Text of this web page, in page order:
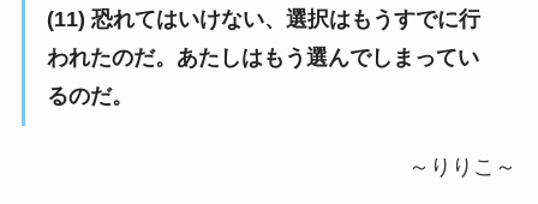
(11) 恐れてはいけない、選択はもうすでに行
われたのだ。あたしはもう選んでしまってい
るのだ。
～りりこ～